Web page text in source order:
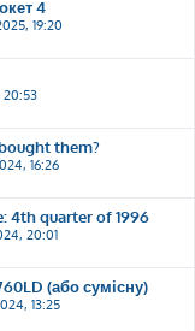
4
19:20
20:53
them?
16:26
4th quarter of 1996
20:01
(або сумісну)
13:25